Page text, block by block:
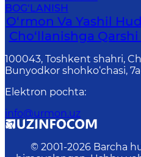
BOG‘LANISH
O‘rmon Va Yashil
Cho‘llanishga
100043, Toshkent shahri,
Bunyodkor shohko‘chasi,
Elektron pochta:
info@urmon.uz
© 2001-2026 Barcha